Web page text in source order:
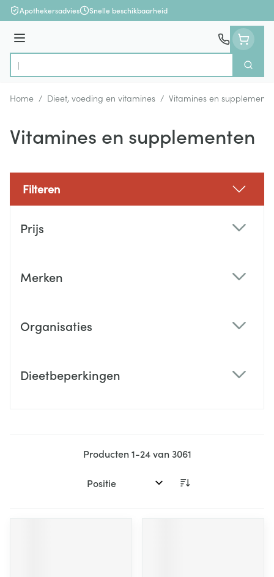
Ga naar de inhoud
Apothekersadvies Snelle beschikbaarheid
Menu
Product, merk, categorie...
Zoek
Home / Dieet, voeding en vitamines / Vitamines en
Vitamines en supplementen
Filteren
Prijs
Merken
Organisaties
Dieetbeperkingen
Producten1-24van3061
Sorteer op: